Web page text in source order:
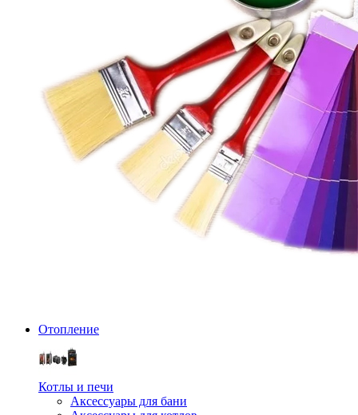
Отопление
Котлы и печи
Аксессуары для бани